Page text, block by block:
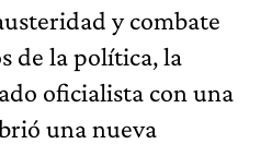
y combate
de la política, la
oficialista con una
una nueva